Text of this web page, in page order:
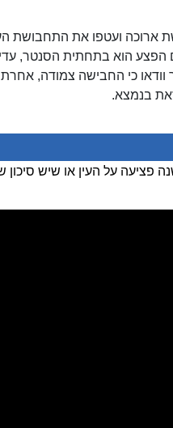
ועטפו את התחבושת
הפצע הוא בתחתית
כי החבישה צמודה,
בנמצא.
על העין או שיש סיכון